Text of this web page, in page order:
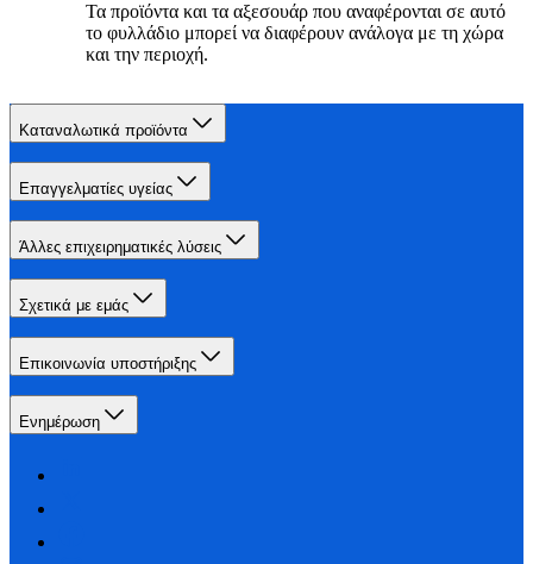
Τα προϊόντα και τα αξεσουάρ που αναφέρονται σε αυτό
το φυλλάδιο μπορεί να διαφέρουν ανάλογα με τη χώρα
και την περιοχή.
Καταναλωτικά προϊόντα
Επαγγελματίες υγείας
Άλλες επιχειρηματικές λύσεις
Σχετικά με εμάς
Επικοινωνία υποστήριξης
Ενημέρωση